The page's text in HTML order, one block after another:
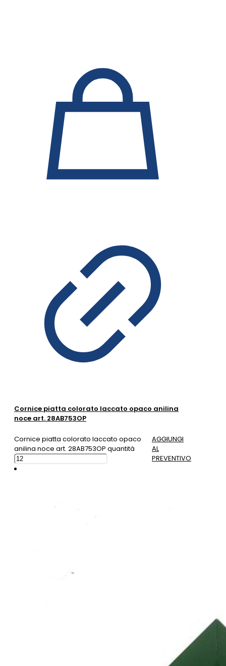
Cornice piatta colorato laccato opaco anilina
noce art. 28AB753OP
Cornice piatta colorato laccato opaco
anilina noce art. 28AB753OP quantità
AGGIUNGI
AL
PREVENTIVO